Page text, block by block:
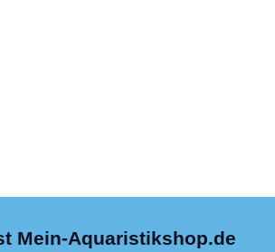
Mein-Aquaristikshop.de